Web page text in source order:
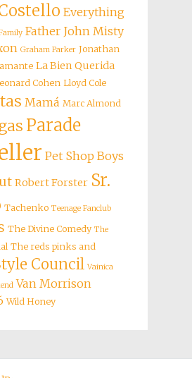
Everything
Father John Misty
Graham Parker Jonathan
La Bien Querida
Cohen Lloyd Cole
Mamá Marc Almond
Parade
Pet Shop Boys
Robert Forster Sr.
Tachenko Teenage Fanclub
The Divine Comedy The
The reds pinks and
Council Vainica
Van Morrison
Wild Honey